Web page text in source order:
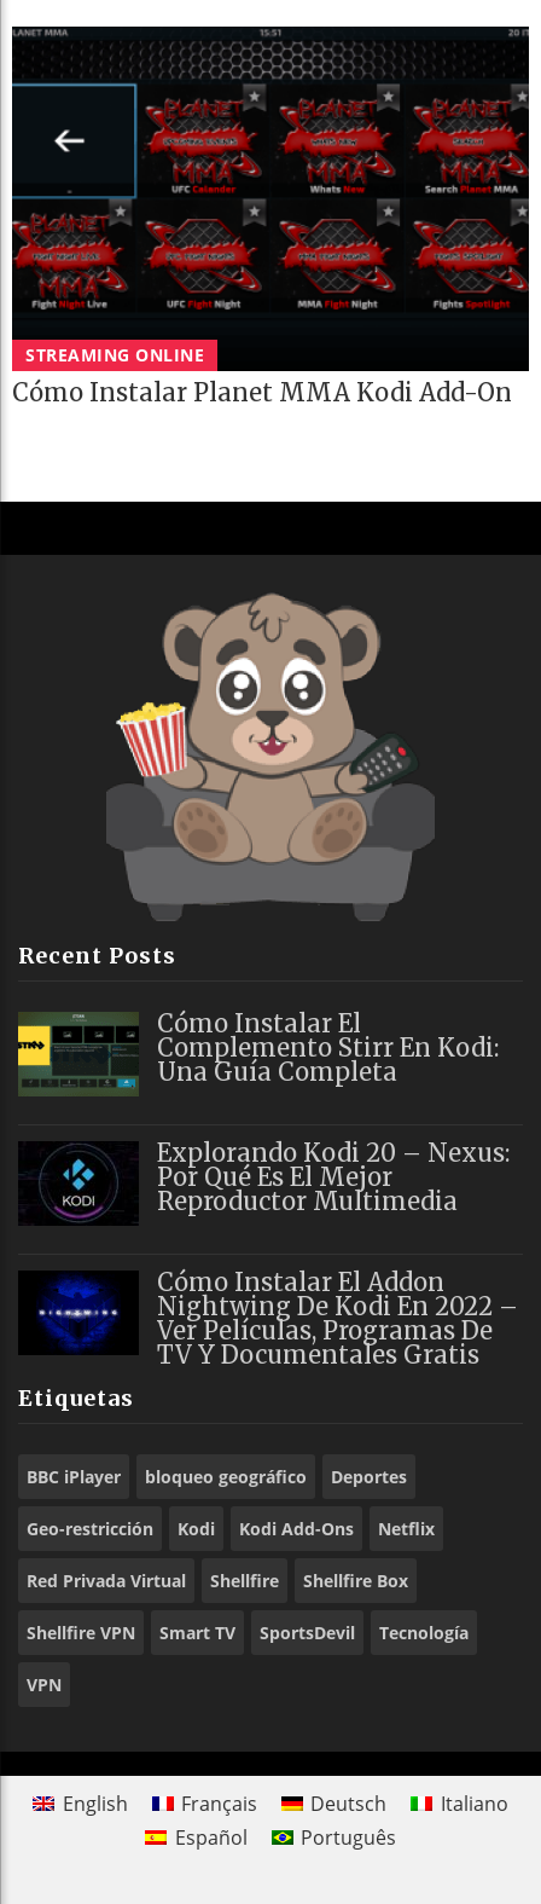
STREAMING ONLINE
Cómo Instalar Planet MMA Kodi Add-On
Recent Posts
Cómo Instalar El
Complemento Stirr En Kodi:
Una Guía Completa
Explorando Kodi 20 – Nexus:
Por Qué Es El Mejor
Reproductor Multimedia
Cómo Instalar El Addon
Nightwing De Kodi En 2022 –
Ver Películas, Programas De
TV Y Documentales Gratis
Etiquetas
BBC iPlayer bloqueo geográfico Deportes
Geo-restricción Kodi Kodi Add-Ons Netflix
Red Privada Virtual Shellfire Shellfire Box
Shellfire VPN Smart TV SportsDevil Tecnología
VPN
English Français Deutsch
Italiano
Español
Português